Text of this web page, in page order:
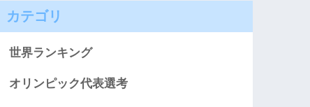
カテゴリ
世界ランキング
オリンピック代表選考